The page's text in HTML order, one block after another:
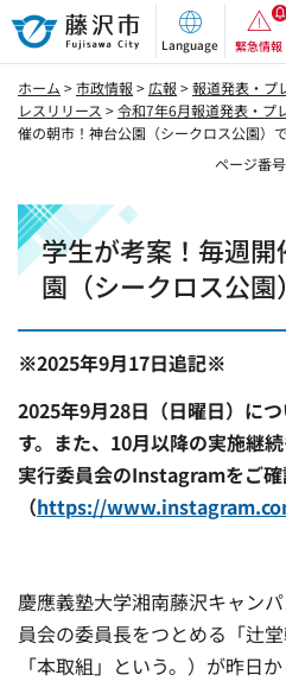
藤沢市
Language 緊急情報
ホーム >市政情報 > 広報 >報道発表・プ
レスリリース >令和7年6月報道発表・プ
催の朝市！神台公園（シークロス公園）
ページ番
学生が考案！毎週
園（シークロス公
※2025年9月17日追記※
2025年9月28日（日曜日）に
す。また、10月以降の実施継
実行委員会のInstagramをご
（https://
慶應義塾大学湘南藤沢キャン
員会の委員長をつとめる「辻
「本取組」という。）が昨日